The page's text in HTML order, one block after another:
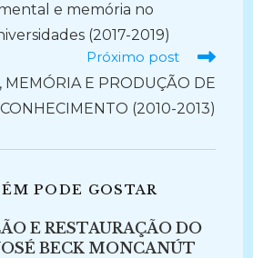
e memória no
(2017-2019)
Próximo post
MEMÓRIA E PRODUÇÃO DE
CONHECIMENTO (2010-2013)
PODE GOSTAR
E RESTAURAÇÃO DO
BECK MONCANÚT